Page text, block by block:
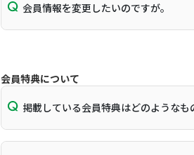
会員情報を変更したいのですが。
会員特典について
掲載している会員特典はどのようなも